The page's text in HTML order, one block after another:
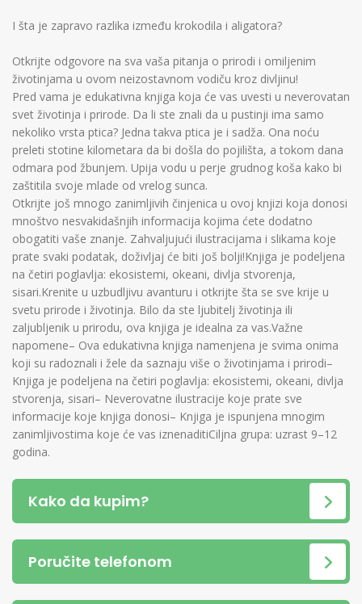
I šta je zapravo razlika između krokodila i aligatora?
Otkrijte odgovore na sva vaša pitanja o prirodi i omiljenim
životinjama u ovom neizostavnom vodiču kroz divljinu!
Pred vama je edukativna knjiga koja će vas uvesti u neverovatan
svet životinja i prirode. Da li ste znali da u pustinji ima samo
nekoliko vrsta ptica? Jedna takva ptica je i sadža. Ona noću
preleti stotine kilometara da bi došla do pojilišta, a tokom dana
odmara pod žbunjem. Upija vodu u perje grudnog koša kako bi
zaštitila svoje mlade od vrelog sunca.
Otkrijte još mnogo zanimljivih činjenica u ovoj knjizi koja donosi
mnoštvo nesvakidašnjih informacija kojima ćete dodatno
obogatiti vaše znanje. Zahvaljujući ilustracijama i slikama koje
prate svaki podatak, doživljaj će biti još bolji!Knjiga je podeljena
na četiri poglavlja: ekosistemi, okeani, divlja stvorenja,
sisari.Krenite u uzbudljivu avanturu i otkrijte šta se sve krije u
svetu prirode i životinja. Bilo da ste ljubitelj životinja ili
zaljubljenik u prirodu, ova knjiga je idealna za vas.Važne
napomene– Ova edukativna knjiga namenjena je svima onima
koji su radoznali i žele da saznaju više o životinjama i prirodi–
Knjiga je podeljena na četiri poglavlja: ekosistemi, okeani, divlja
stvorenja, sisari– Neverovatne ilustracije koje prate sve
informacije koje knjiga donosi– Knjiga je ispunjena mnogim
zanimljivostima koje će vas iznenaditiCiljna grupa: uzrast 9–12
godina.
Kako da kupim?
Poručite telefonom